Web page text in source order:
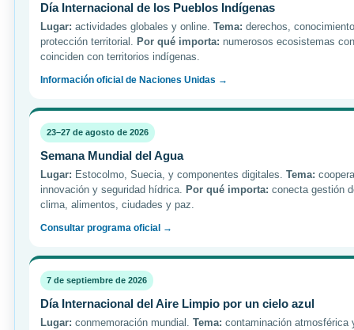
Día Internacional de los Pueblos Indígenas
Lugar: actividades globales y online. Tema: derechos,
protección territorial. Por qué importa: numerosos ecosistemas
coinciden con territorios indígenas.
Información oficial de Naciones Unidas →
23–27 de agosto de 2026
Semana Mundial del Agua
Lugar: Estocolmo, Suecia, y componentes digitales. Tema:
innovación y seguridad hídrica. Por qué importa: conecta gestión
clima, alimentos, ciudades y paz.
Consultar programa oficial →
7 de septiembre de 2026
Día Internacional del Aire Limpio por un cielo azul
Lugar: conmemoración mundial. Tema: contaminación atmosférica